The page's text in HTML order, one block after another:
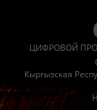
Работает ли
Что если игра
Есть ли
ЦИФРОВОЙ
Кыргызская